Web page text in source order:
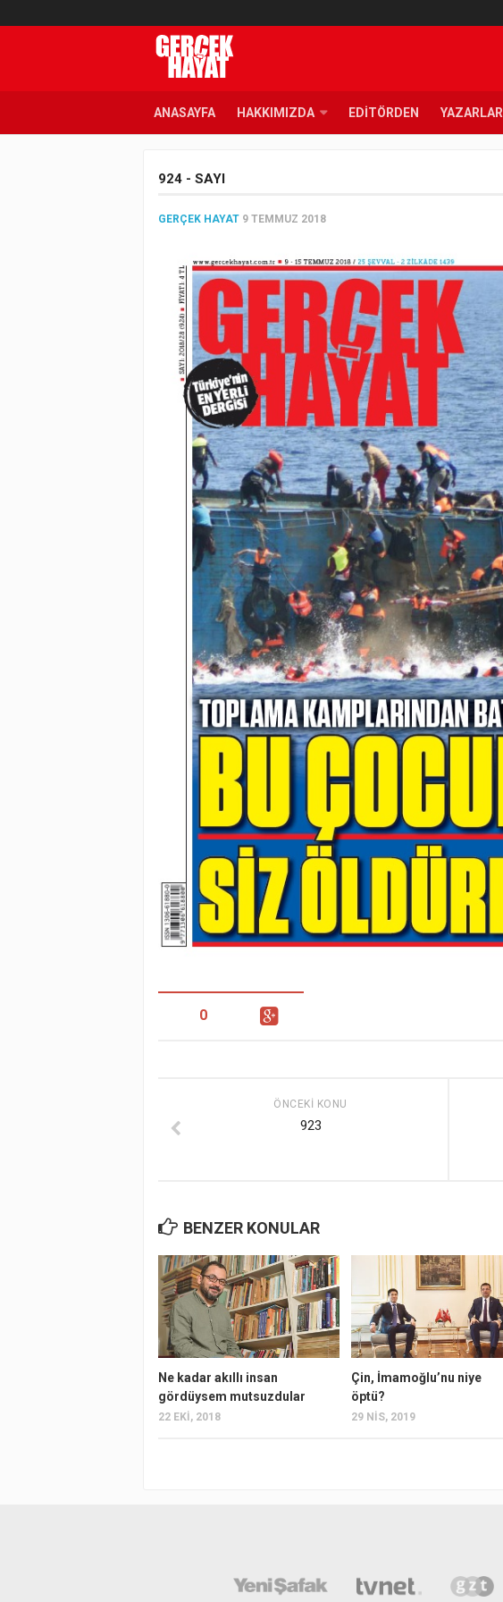
ANASAYFA HAKKIMIZDA EDITÖRDEN YAZARLAR
924 - SAYI
GERÇEK HAYAT 9 TEMMUZ 2018
0
ÖNCEKI KONU
923
BENZER KONULAR
Ne kadar akıllı insan
gördüysem mutsuzdular
22 EKI, 2018
Çin, İmamoğlu’nu niye
öptü?
29 NIS, 2019